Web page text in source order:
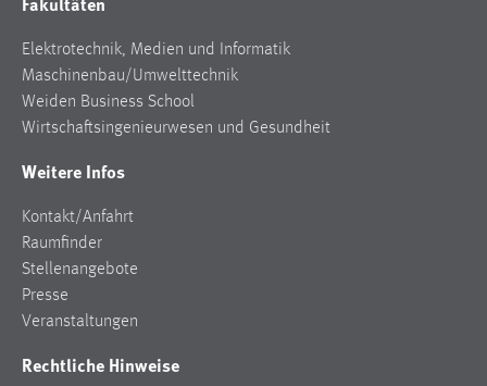
Elektrotechnik, Medien und Informatik
Maschinenbau/Umwelttechnik
Weiden Business School
Wirtschaftsingenieurwesen und Gesundheit
Weitere Infos
Kontakt/Anfahrt
Raumfinder
Stellenangebote
Presse
Veranstaltungen
Rechtliche Hinweise
Name:
chat-frame-style-5e9dbeb1811c0446
Zweck:
Wird benötigt um die Chatfunktion nutzen zu können.
Cookie Laufzeit:
5e9dbeb1811c0446 = Sitzungslaufzeit, mibew_locale = 3
Jahre, MIBEW_UserID = 1 Jahr
fe_user, be_user, be_lastLoginProvider